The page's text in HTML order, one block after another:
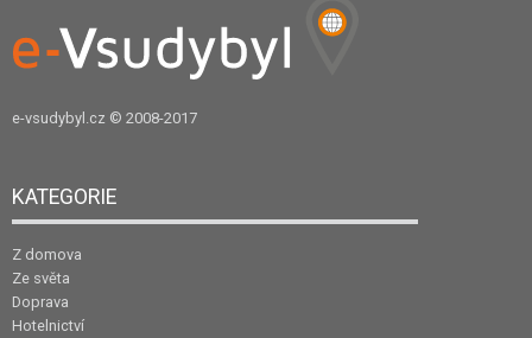
e-vsudybyl.cz © 2008-2017
KATEGORIE
Z domova
Ze světa
Doprava
Hotelnictví